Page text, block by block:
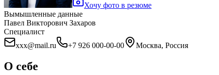
Хочу фото в резюме
Вымышленные данные
Павел Викторович Захаров
Специалист
xxx@mail.ru
+7 926 000-00-00 Москва, Россия
О себе